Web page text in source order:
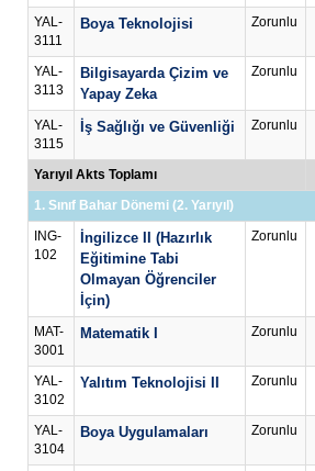
YAL-
3111
Boya Teknolojisi Zorunlu
YAL-
3113
Bilgisayarda Çizim ve
Yapay Zeka
Zorunlu
YAL-
3115
İş Sağlığı ve Güvenliği Zorunlu
Yarıyıl Akts Toplamı
1. Sınıf Bahar Dönemi (2. Yarıyıl)
ING-
102
İngilizce II (Hazırlık
Eğitimine Tabi
Olmayan Öğrenciler
İçin)
Zorunlu
MAT-
3001
Matematik I Zorunlu
YAL-
3102
Yalıtım Teknolojisi II Zorunlu
YAL-
3104
Boya Uygulamaları Zorunlu